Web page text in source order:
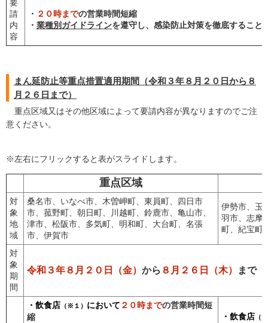
要
請
内
容
・ ２０時までの営業時間短縮
・ 業種別ガイドラインを遵守し、感染防止対策を徹底すること
まん延防止等重点措置適用期間（令和３年８月２０日から８
月２６日まで）
重点区域又はその他区域によって要請内容が異なりますのでご注
意ください。
※左右にフリックすると表がスライドします。
重点区域
対
象
地
域
桑名市、いなべ市、木曽岬町、東員町、四日市
市、菰野町、朝日町、川越町、鈴鹿市、亀山市、
津市、松阪市、多気町、明和町、大台町、名張
市、伊賀市
伊勢市、玉
羽市、志摩
町、紀宝町
対
象
期
間
令和３年８月２０日（金） から ８月２６日（木） まで
・飲食店 （※１） において ２０時までの営業時間短
縮
・飲食店 （